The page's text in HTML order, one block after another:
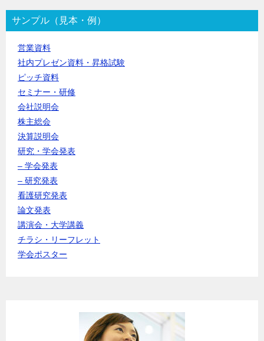
ゲ
ー
シ
サンプル（見本・例）
営業資料
社内プレゼン資料・昇格試験
ピッチ資料
セミナー・研修
会社説明会
株主総会
決算説明会
研究・学会発表
– 学会発表
– 研究発表
看護研究発表
論文発表
講演会・大学講義
チラシ・リーフレット
学会ポスター